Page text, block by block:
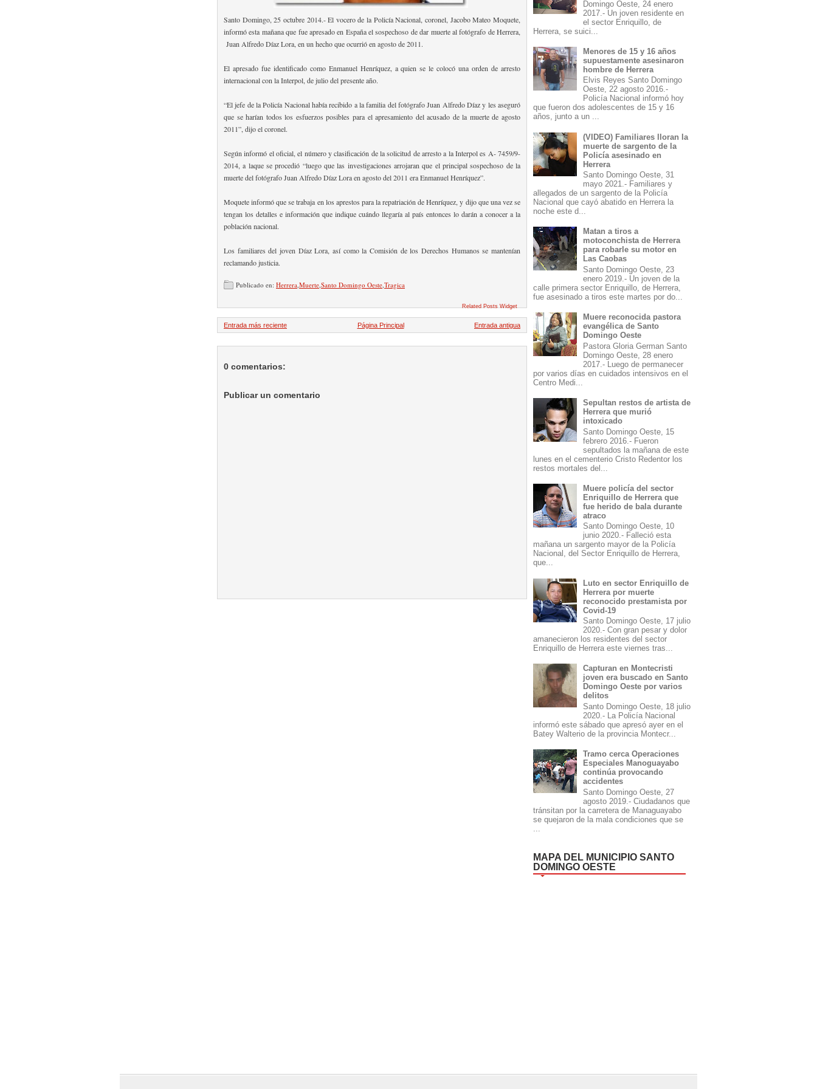
Santo Domingo, 25 octubre 2014.- El vocero de la Policía Nacional, coronel, Jacobo Mateo Moquete,
informó esta mañana que fue apresado en España el sospechoso de dar muerte al fotógrafo de Herrera,
Juan Alfredo Díaz Lora, en un hecho que ocurrió en agosto de 2011.
El apresado fue identificado como Enmanuel Henríquez, a quien se le colocó una orden de arresto
internacional con la Interpol, de julio del presente año.
“El jefe de la Policía Nacional había recibido a la familia del fotógrafo Juan Alfredo Díaz y les aseguró
que se harían todos los esfuerzos posibles para el apresamiento del acusado de la muerte de agosto
2011”, dijo el coronel.
Según informó el oficial, el número y clasificación de la solicitud de arresto a la Interpol es A- 7459/9-
2014, a laque se procedió “luego que las investigaciones arrojaran que el principal sospechoso de la
muerte del fotógrafo Juan Alfredo Díaz Lora en agosto del 2011 era Enmanuel Henríquez”.
Moquete informó que se trabaja en los aprestos para la repatriación de Henríquez, y dijo que una vez se
tengan los detalles e información que indique cuándo llegaría al país entonces lo darán a conocer a la
población nacional.
Los familiares del joven Díaz Lora, así como la Comisión de los Derechos Humanos se mantenían
reclamando justicia.
Publicado en: Herrera Muerte Santo Domingo Oeste Tragica
Related Posts Widget
Entrada más reciente Entrada antigua
Página Principal
0 comentarios:
Publicar un comentario
Domingo Oeste, 24 enero
2017.- Un joven residente en
el sector Enriquillo, de
Herrera, se suici...
Menores de 15 y 16 años
supuestamente asesinaron
hombre de Herrera
Elvis Reyes Santo Domingo
Oeste, 22 agosto 2016.-
Policía Nacional informó hoy
que fueron dos adolescentes de 15 y 16
años, junto a un ...
(VIDEO) Familiares lloran la
muerte de sargento de la
Policía asesinado en
Herrera
Santo Domingo Oeste, 31
mayo 2021.- Familiares y
allegados de un sargento de la Policía
Nacional que cayó abatido en Herrera la
noche este d...
Matan a tiros a
motoconchista de Herrera
para robarle su motor en
Las Caobas
Santo Domingo Oeste, 23
enero 2019.- Un joven de la
calle primera sector Enriquillo, de Herrera,
fue asesinado a tiros este martes por do...
Muere reconocida pastora
evangélica de Santo
Domingo Oeste
Pastora Gloria German Santo
Domingo Oeste, 28 enero
2017.- Luego de permanecer
por varios días en cuidados intensivos en el
Centro Medi...
Sepultan restos de artista de
Herrera que murió
intoxicado
Santo Domingo Oeste, 15
febrero 2016.- Fueron
sepultados la mañana de este
lunes en el cementerio Cristo Redentor los
restos mortales del...
Muere policía del sector
Enriquillo de Herrera que
fue herido de bala durante
atraco
Santo Domingo Oeste, 10
junio 2020.- Falleció esta
mañana un sargento mayor de la Policía
Nacional, del Sector Enriquillo de Herrera,
que...
Luto en sector Enriquillo de
Herrera por muerte
reconocido prestamista por
Covid-19
Santo Domingo Oeste, 17 julio
2020.- Con gran pesar y dolor
amanecieron los residentes del sector
Enriquillo de Herrera este viernes tras...
Capturan en Montecristi
joven era buscado en Santo
Domingo Oeste por varios
delitos
Santo Domingo Oeste, 18 julio
2020.- La Policía Nacional
informó este sábado que apresó ayer en el
Batey Walterio de la provincia Montecr...
Tramo cerca Operaciones
Especiales Manoguayabo
continúa provocando
accidentes
Santo Domingo Oeste, 27
agosto 2019.- Ciudadanos que
tránsitan por la carretera de Managuayabo
se quejaron de la mala condiciones que se
MAPA DEL MUNICIPIO SANTO
DOMINGO OESTE